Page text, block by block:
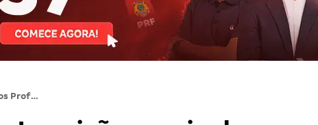
CNU dos Professores: Inscrições em junho e provas em setembro